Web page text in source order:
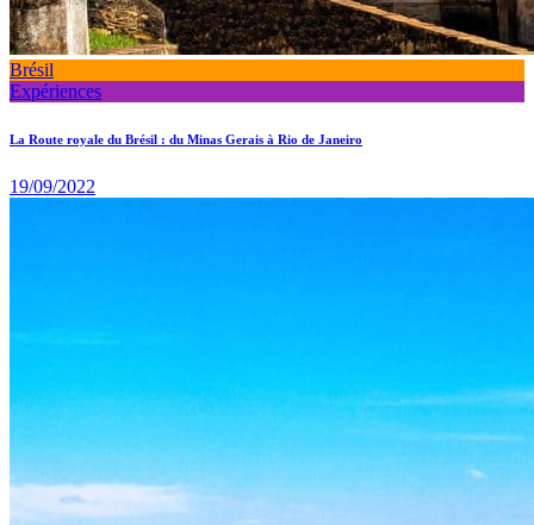
Brésil
Expériences
La Route royale du Brésil : du Minas Gerais à Rio de Janeiro
19/09/2022